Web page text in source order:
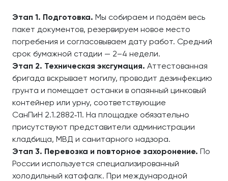
Этап 1. Подготовка. Мы собираем и подаём весь
пакет документов, резервируем новое место
погребения и согласовываем дату работ. Средний
срок бумажной стадии — 2–4 недели.
Этап 2. Техническая эксгумация. Аттестованная
бригада вскрывает могилу, проводит дезинфекцию
грунта и помещает останки в опаянный цинковый
контейнер или урну, соответствующие
СанПиН 2.1.2882‑11. На площадке обязательно
присутствуют представители администрации
кладбища, МВД и санитарного надзора.
Этап 3. Перевозка и повторное захоронение. По
России используется специализированный
холодильный катафалк. При международной